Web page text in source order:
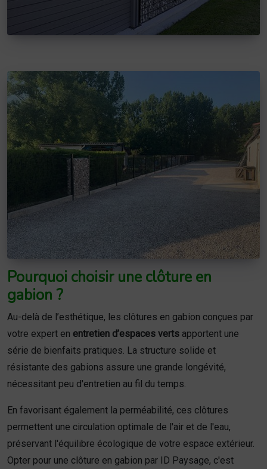
Pourquoi choisir une clôture en
gabion ?
Au-delà de l’esthétique, les clôtures en gabion conçues par
votre expert en entretien d’espaces verts apportent une
série de bienfaits pratiques. La structure solide et
résistante des gabions assure une grande longévité,
nécessitant peu d'entretien au fil du temps.
En favorisant également la perméabilité, ces clôtures
permettent une circulation optimale de l'air et de l'eau,
préservant l'équilibre écologique de votre espace extérieur.
Opter pour une clôture en gabion par ID Paysage, c'est